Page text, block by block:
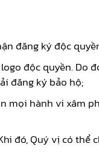
đăng ký độc
độc quyền. Do
đăng ký bảo hộ;
mọi hành vi xâm
đó, Quý vị có thể